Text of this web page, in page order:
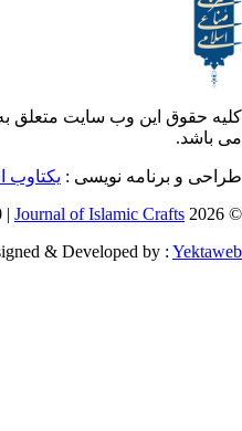
این وب سایت متعلق بهنشریه
نویسی : یکتاوب افزار
Journal of Islamic
Designed & Developed by :